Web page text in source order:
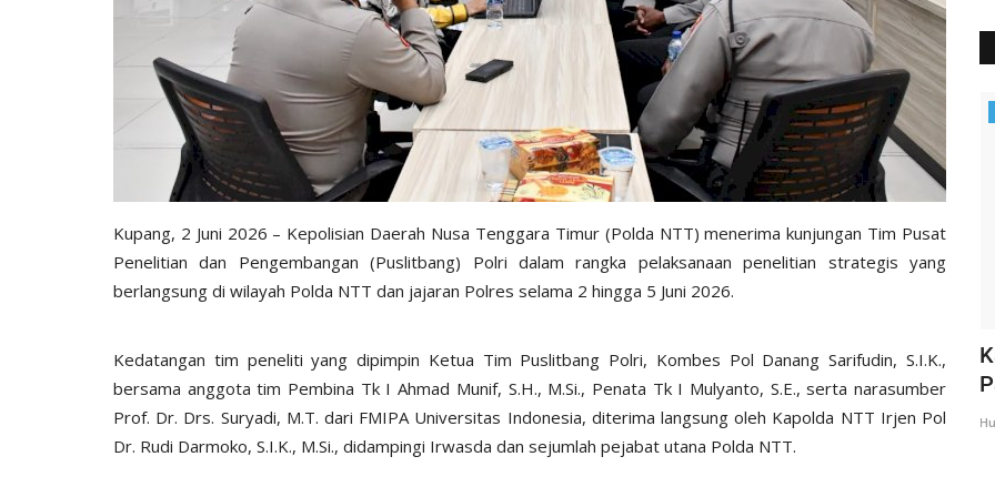
Kupang, 2 Juni 2026 – Kepolisian Daerah Nusa Tenggara Timur (Polda NTT) menerima kunjungan Tim Pusat
Penelitian dan Pengembangan (Puslitbang) Polri dalam rangka pelaksanaan penelitian strategis yang
berlangsung di wilayah Polda NTT dan jajaran Polres selama 2 hingga 5 Juni 2026.
Kedatangan tim peneliti yang dipimpin Ketua Tim Puslitbang Polri, Kombes Pol Danang Sarifudin, S.I.K.,
bersama anggota tim Pembina Tk I Ahmad Munif, S.H., M.Si., Penata Tk I Mulyanto, S.E., serta narasumber
Prof. Dr. Drs. Suryadi, M.T. dari FMIPA Universitas Indonesia, diterima langsung oleh Kapolda NTT Irjen Pol
Dr. Rudi Darmoko, S.I.K., M.Si., didampingi Irwasda dan sejumlah pejabat utana Polda NTT.
Pelabuhan...
Headlines
Bhabinkamtibmas Ile Boleng Dampingi
Kelompok Tani Tanam...
Humas Polres Flores Timur Des 16, 2025 408
Headlines
Peduli Difabel, Polres Flotim
Laksanakan Peraktik Bahasa...
Humas Polres Flores Timur Mar 31, 2021 1300